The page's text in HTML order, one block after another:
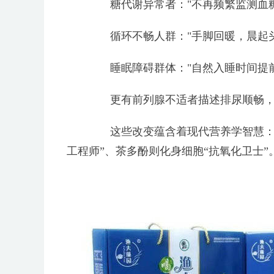
糖代谢异常者："不再频繁监测血
循环不畅人群："手脚回暖，晨起
睡眠障碍群体："自然入睡时间提
更有前列腺不适者描述排尿顺畅，
这些改变蕴含着现代营养学智慧：
工程师”、茶多酚则化身细胞“抗氧化卫士”